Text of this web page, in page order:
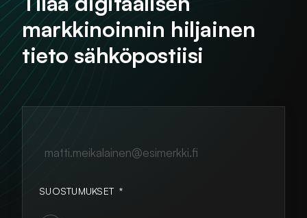
markkinoinnin hiljainen
tieto sähköpostiisi
SUOSTUMUKSET *